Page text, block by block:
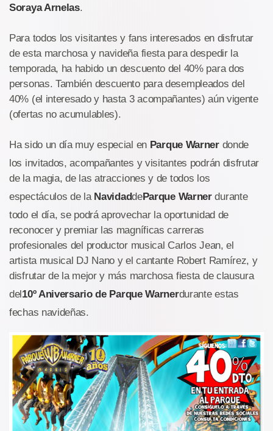
Soraya Arnelas.
Para todos los visitantes y fans interesados en disfrutar
de esta marchosa y navideña fiesta para despedir la
temporada, ha habido un descuento del 40% para dos
personas. También descuento para desempleados del
40% (el interesado y hasta 3 acompañantes) aún vigente
(ofertas no acumulables).
Ha sido un día muy especial en Parque Warnerdonde
los invitados, acompañantes y visitantes podrán disfrutar
de la magia, de las atracciones y de todos los
espectáculos de la NavidaddeParque Warnerdurante
todo el día, se podrá aprovechar la oportunidad de
reconocer y premiar las magníficas carreras
profesionales del productor musical Carlos Jean, el
artista musical DJ Nano y el cantante Robert Ramírez, y
disfrutar de la mejor y más marchosa fiesta de clausura
del10º Aniversario de Parque Warnerdurante estas
fechas navideñas.